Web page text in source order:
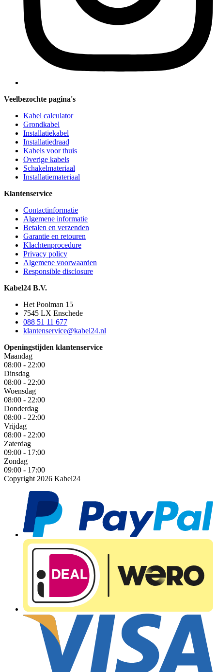
Veelbezochte pagina's
Kabel calculator
Grondkabel
Installatiekabel
Installatiedraad
Kabels voor thuis
Overige kabels
Schakelmateriaal
Installatiemateriaal
Klantenservice
Contactinformatie
Algemene informatie
Betalen en verzenden
Garantie en retouren
Klachtenprocedure
Privacy policy
Algemene voorwaarden
Responsible disclosure
Kabel24 B.V.
Het Poolman 15
7545 LX Enschede
088 51 11 677
klantenservice@kabel24.nl
Openingstijden klantenservice
Maandag
08:00 - 22:00
Dinsdag
08:00 - 22:00
Woensdag
08:00 - 22:00
Donderdag
08:00 - 22:00
Vrijdag
08:00 - 22:00
Zaterdag
09:00 - 17:00
Zondag
09:00 - 17:00
Copyright 2026 Kabel24